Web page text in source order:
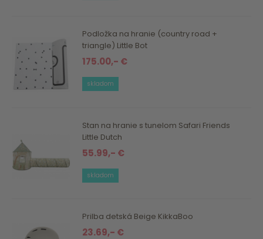
Podložka na hranie (country road +
triangle) Little Bot
175.00,- €
skladom
Stan na hranie s tunelom Safari Friends
Little Dutch
55.99,- €
skladom
Prilba detská Beige KikkaBoo
23.69,- €